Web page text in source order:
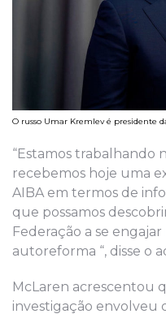
O russo Umar Kremlev é presidente
“Estamos trabalhando
recebemos hoje uma
AIBA em termos de
que possamos
Federação a se
autoreforma “, disse o
McLaren acrescentou
investigação envolveu